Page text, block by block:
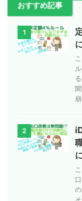
おすすめ記事
1
2